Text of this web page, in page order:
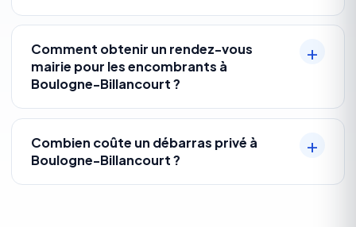
Comment obtenir un rendez-vous
mairie pour les encombrants à
Boulogne-Billancourt ?
Combien coûte un débarras privé à
Boulogne-Billancourt ?